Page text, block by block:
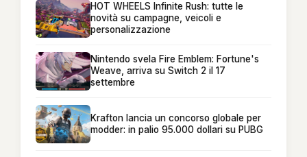
HOT WHEELS Infinite Rush: tutte le
novità su campagne, veicoli e
personalizzazione
Nintendo svela Fire Emblem: Fortune's
Weave, arriva su Switch 2 il 17
settembre
Krafton lancia un concorso globale per
modder: in palio 95.000 dollari su PUBG